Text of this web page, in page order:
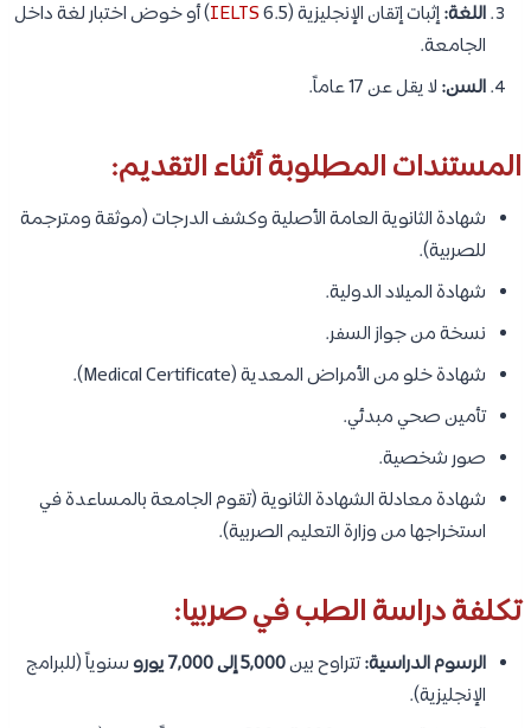
اللغة:إثبات إتقان الإنجليزية ( IELTS6.5) أو خوض اختبار لغة داخل
الجامعة.
السن: لا يقل عن 17 عاماً.
المستندات المطلوبة أثناء التقديم:
شهادة الثانوية العامة الأصلية وكشف الدرجات (موثقة ومترجمة
للصربية).
شهادة الميلاد الدولية.
نسخة من جواز السفر.
شهادة خلو من الأمراض المعدية (Medical Certificate).
تأمين صحي مبدئي.
صور شخصية.
شهادة معادلة الشهادة الثانوية (تقوم الجامعة بالمساعدة في
استخراجها من وزارة التعليم الصربية).
تكلفة دراسة الطب في صربيا:
الرسوم الدراسية:تتراوح بين5,000 إلى 7,000 يورو
سنوياً (للبرامج
الإنجليزية).